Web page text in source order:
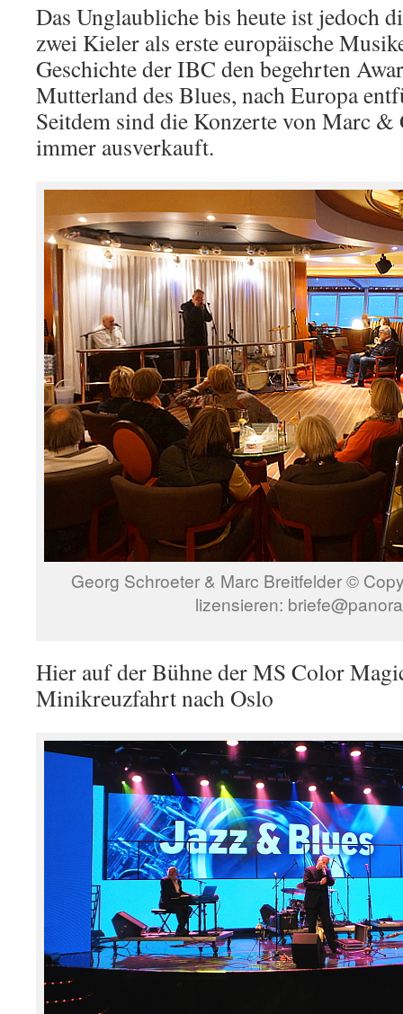
Das Unglaubliche bis heute ist jedoch
zwei Kieler als erste europäische
Geschichte der IBC den begehrten
Mutterland des Blues, nach Europa
Seitdem sind die Konzerte von Marc &
immer ausverkauft.
Georg Schroeter & Marc Breitfelder ©
lizensieren:
Hier auf der Bühne der MS Color
Minikreuzfahrt nach Oslo